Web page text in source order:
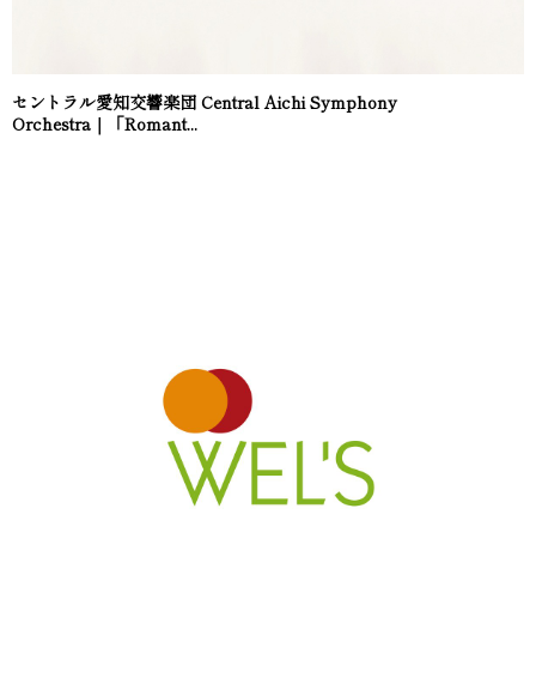
セントラル愛知交響楽団 Central Aichi Symphony
Orchestra｜「Romant...